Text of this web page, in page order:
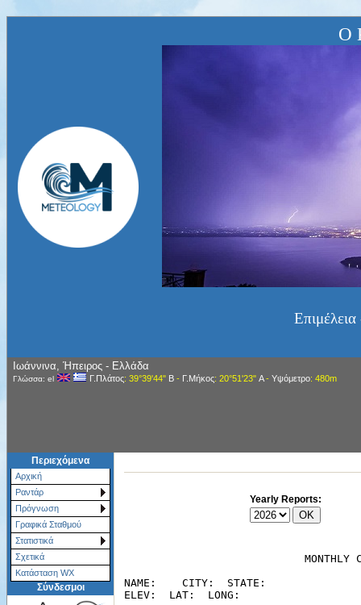
Ο
Ιωάννινα, Ήπειρος - Ελλάδα
Γλώσσα: el Γ.Πλάτος: 39°39'44" Β- Γ.Μήκος: 20°51'23" Α- Υψόμετρο: 480m
Περιεχόμενα
Αρχική
Ραντάρ
Πρόγνωση
Γραφικά Σταθμού
Στατιστικά
Σχετικά
Κατάσταση WX
Σύνδεσμοι
Yearly Reports: